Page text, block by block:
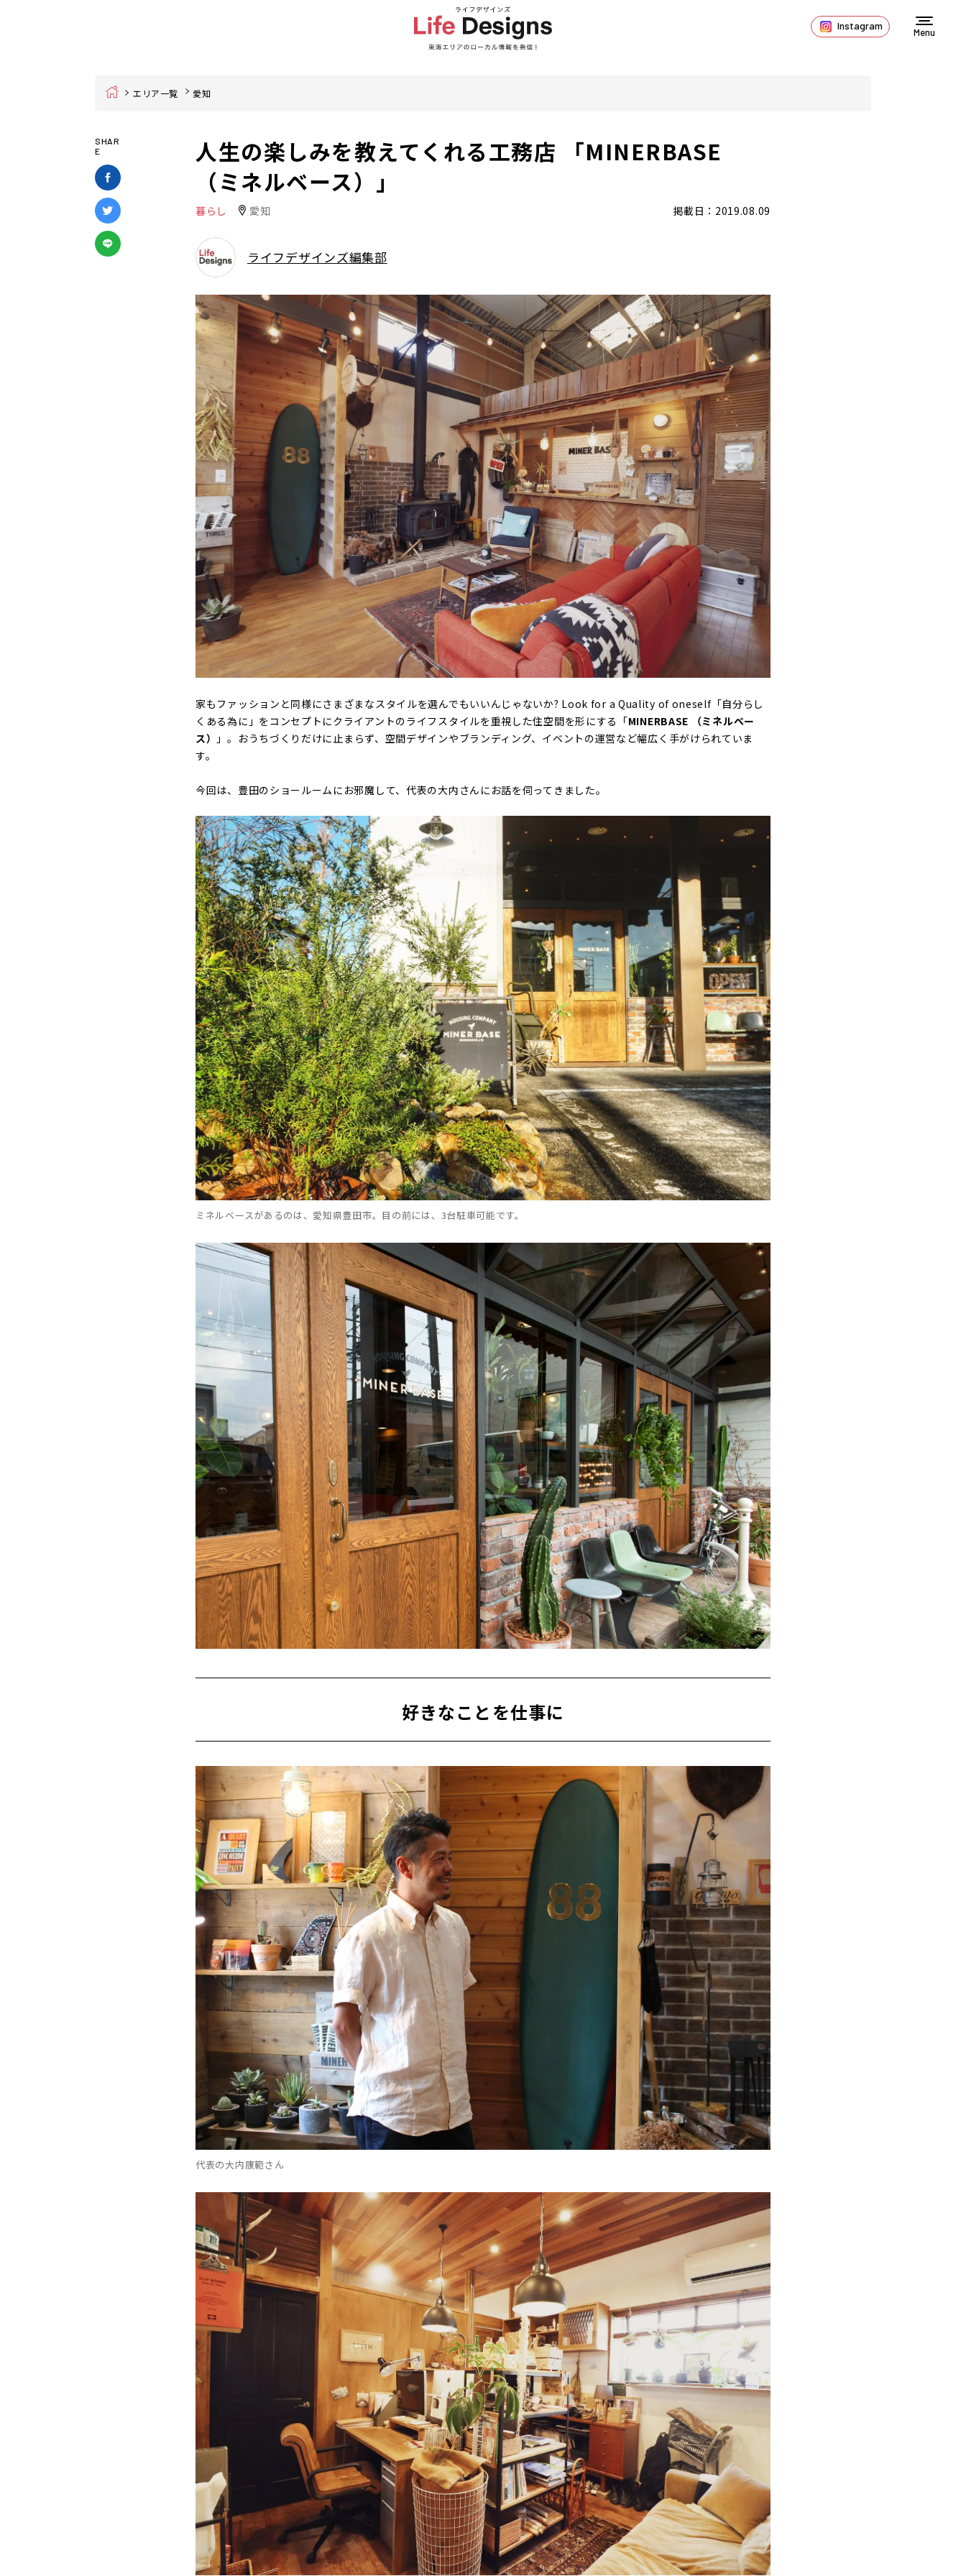
Instagram
Menu
Home エリア一覧 愛知
SHAR
E
人生の楽しみを教えてくれる工務店 「MINERBASE
（ミネルベース）」
暮らし 愛知 掲載日：2019.08.09
ライフデザインズ編集部
家もファッションと同様にさまざまなスタイルを選んでもいいんじゃないか? Look for a Quality of oneself「自分らし
くある為に」をコンセプトにクライアントのライフスタイルを重視した住空間を形にする「MINERBASE （ミネルベー
ス）
」。おうちづくりだけに止まらず、空間デザインやブランディング、イベントの運営など幅広く手がけられていま
す。
今回は、豊田のショールームにお邪魔して、代表の大内さんにお話を伺ってきました。
ミネルベースがあるのは、愛知県豊田市。目の前には、3台駐車可能です。
好きなことを仕事に
代表の大内康範さん